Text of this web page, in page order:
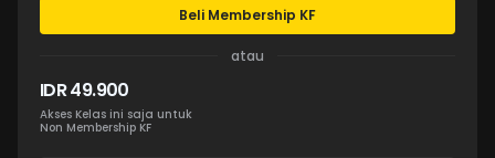
Beli Membership KF
atau
IDR 49.900
Akses Kelas ini saja untuk
Non Membership KF